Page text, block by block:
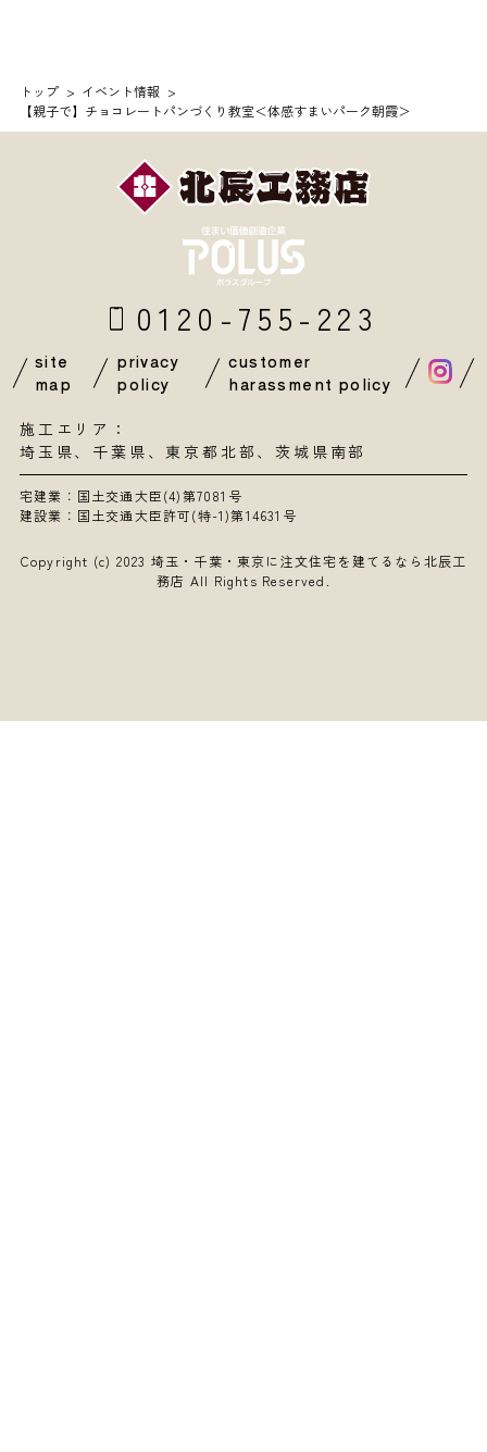
トップ
イベント情報
【親子で】チョコレートパンづくり教室＜体感すまいパーク朝霞＞
0120-755-223
site
map
privacy
policy
customer
harassment policy
施工エリア：
埼玉県、 千葉県 、東京都北部、茨城県南部
宅建業：国土交通大臣(4)第7081号
建設業：国土交通大臣許可(特-1)第14631号
Copyright (c) 2023 埼玉・千葉・東京に注文住宅を建てるなら北辰工
務店 All Rights Reserved.